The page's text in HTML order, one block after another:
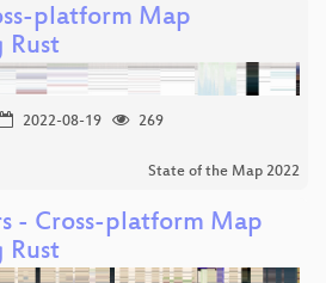
platform Map
Rust
2022-08-19
269
State of the Map 2022
- Cross-platform Map
Rust